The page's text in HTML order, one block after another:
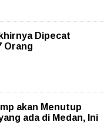
Dipecat
Orang
akan Menutup
ada di Medan, Ini